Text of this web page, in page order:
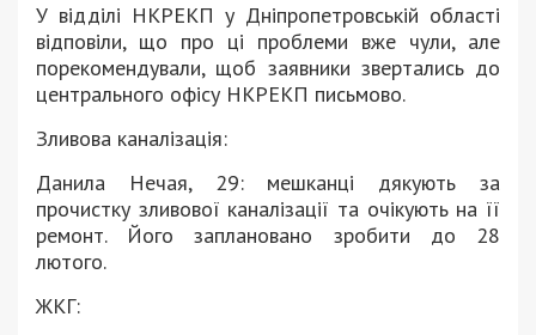
У відділі НКРЕКП у Дніпропетровській області
відповіли, що про ці проблеми вже чули, але
порекомендували, щоб заявники звертались до
центрального офісу НКРЕКП письмово.
Зливова каналізація:
Данила Нечая, 29: мешканці дякують за
прочистку зливової каналізації та очікують на її
ремонт. Його заплановано зробити до 28
лютого.
ЖКГ: